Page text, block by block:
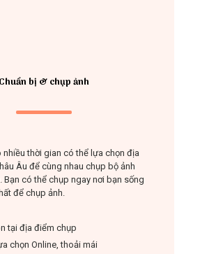
Chuẩn bị & chụp ảnh
nhiều thời gian có thể lựa chọn địa
Âu để cùng nhau chụp bộ ảnh
Bạn có thể chụp ngay nơi bạn sống
để chụp ảnh.
tại địa điểm chụp
chọn Online, thoải mái